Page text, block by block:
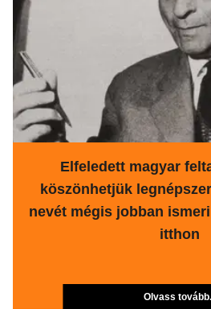
Elfeledett magyar
köszönhetjük
nevét mégis jobban
itthon
Olvass